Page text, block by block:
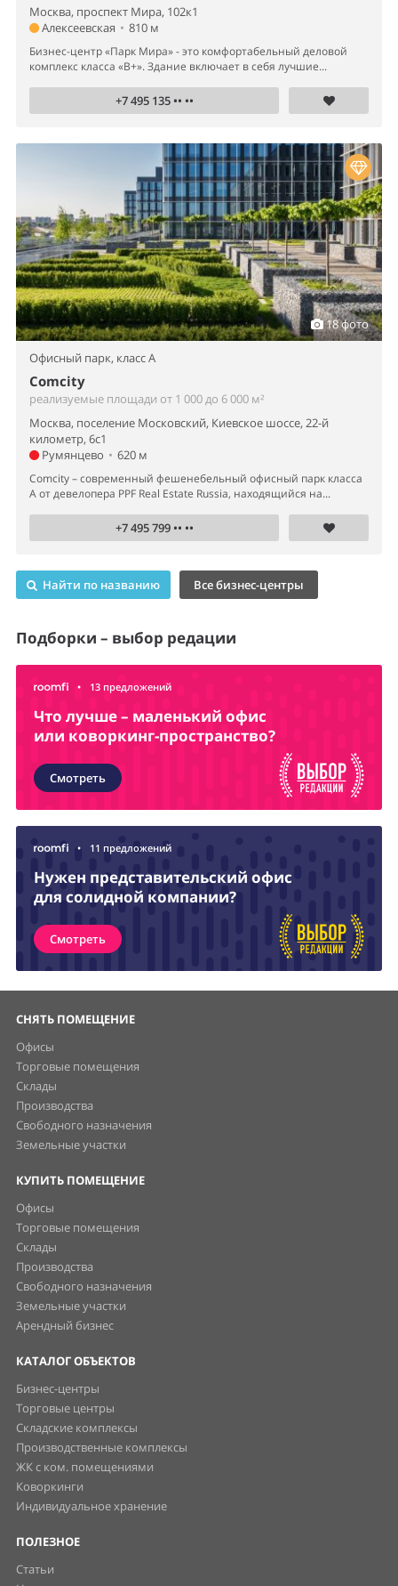
Москва, проспект Мира, 102к1
Алексеевская • 810 м
Бизнес-центр «Парк Мира» - это комфортабельный деловой
комплекс класса «B+». Здание включает в себя лучшие...
+7 495 135 •• ••
18 фото
Офисный парк, класс A
Comcity
реализуемые площади от 1 000 до 6 000 м²
Москва, поселение Московский, Киевское шоссе, 22-й
километр, 6с1
Румянцево • 620 м
Comcity – современный фешенебельный офисный парк класса
А от девелопера PPF Real Estate Russia, находящийся на...
+7 495 799 •• ••
Найти по названию Все бизнес-центры
Подборки – выбор редации
• 13 предложений
Что лучше – маленький офис
или коворкинг-пространство?
Смотреть
• 11 предложений
Нужен представительский офис
для солидной компании?
Смотреть
СНЯТЬ ПОМЕЩЕНИЕ
Офисы
Торговые помещения
Склады
Производства
Свободного назначения
Земельные участки
КУПИТЬ ПОМЕЩЕНИЕ
Офисы
Торговые помещения
Склады
Производства
Свободного назначения
Земельные участки
Арендный бизнес
КАТАЛОГ ОБЪЕКТОВ
Бизнес-центры
Торговые центры
Складские комплексы
Производственные комплексы
ЖК с ком. помещениями
Коворкинги
Индивидуальное хранение
ПОЛЕЗНОЕ
Статьи